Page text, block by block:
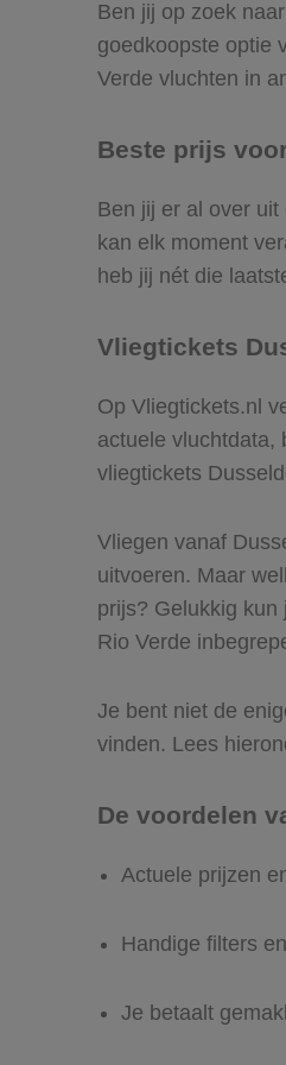
Ben jij op zoek
goedkoopste optie
Verde vluchten in
Beste prijs
Ben jij er al over
kan elk moment
heb jij nét die
Vliegtickets
Op Vliegtickets.nl
actuele vluchtdata,
vliegtickets
Vliegen vanaf
uitvoeren. Maar
prijs? Gelukkig
Rio Verde
Je bent niet de
vinden. Lees
De voordelen
Actuele prijzen
Handige filters
Je betaalt